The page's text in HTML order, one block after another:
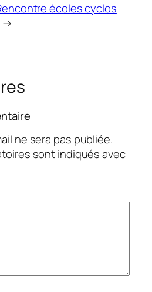
écoles cyclos
→
ne sera pas publiée.
sont indiqués avec